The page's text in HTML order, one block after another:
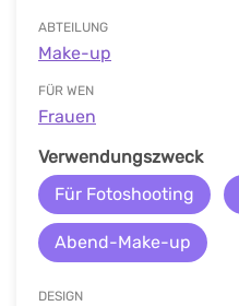
ABTEILUNG
Make-up
FÜR WEN
Frauen
Verwendungszweck
Für Fotoshooting
Abend-Make-up
DESIGN